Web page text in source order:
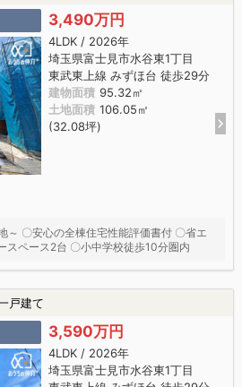
3,490万円
4LDK / 2026年
埼玉県富士見市水谷東1丁目
東武東上線 みずほ台 徒歩29分
建物面積 95.32㎡
土地面積 106.05㎡
(32.08坪)
～ 〇安心の全棟住宅性能評価書付 〇省エ
スペース2台 〇小中学校徒歩10分圏内
戸建て
3,590万円
4LDK / 2026年
埼玉県富士見市水谷東1丁目